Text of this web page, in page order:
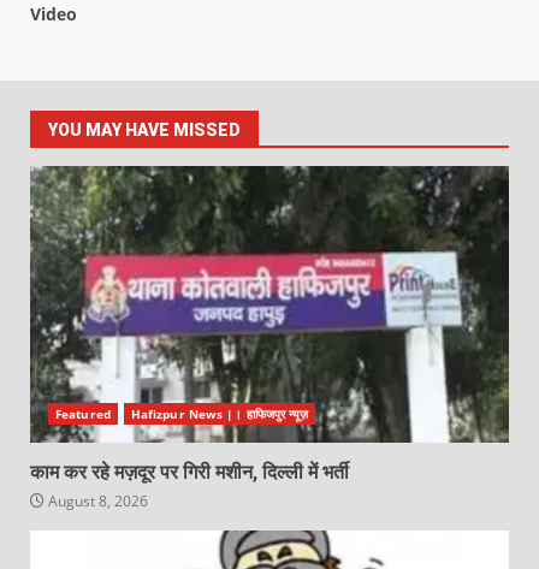
Video
YOU MAY HAVE MISSED
Featured Hafizpur News |। हाफिजपुर न्यूज़
काम कर रहे मज़दूर पर गिरी मशीन, दिल्ली में भर्ती
August 8, 2026